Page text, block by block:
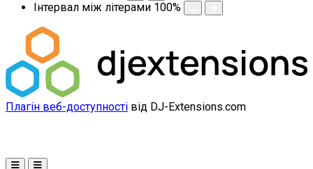
Інтервал між літерами 100%
Плагін веб-доступності від DJ-Extensions.com